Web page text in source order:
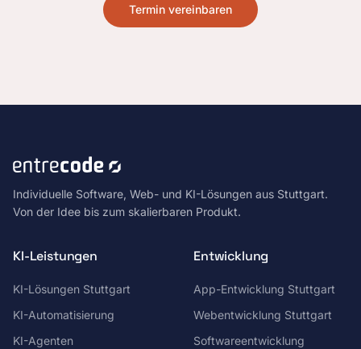
Termin vereinbaren
Individuelle Software, Web- und KI-Lösungen aus Stuttgart.
Von der Idee bis zum skalierbaren Produkt.
KI-Leistungen
KI-Lösungen Stuttgart
KI-Automatisierung
KI-Agenten
Entwicklung
App-Entwicklung Stuttgart
Webentwicklung Stuttgart
Softwareentwicklung